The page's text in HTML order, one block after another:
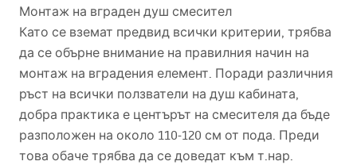
Монтаж на вграден душ смесител
Като се вземат предвид всички критерии, трябва
да се обърне внимание на правилния начин на
монтаж на вградения елемент. Поради различния
ръст на всички ползватели на душ кабината,
добра практика е центърът на смесителя да бъде
разположен на около 110-120 см от пода. Преди
това обаче трябва да се доведат към т.нар.